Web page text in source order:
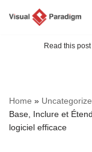
Read this
Home »
Base, Inclure et
logiciel efficace